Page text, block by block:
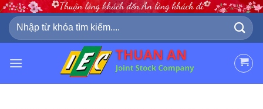
Skip
content
Tìm
kiếm: